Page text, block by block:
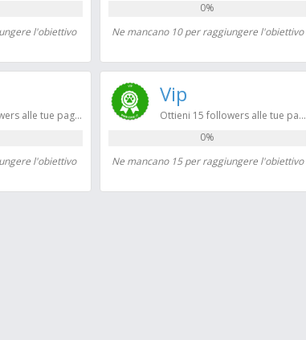
l'obiettivo
0%
Ne mancano 10 per raggiungere l'obiettivo
Ottieni 5 followers alle tue pagine
l'obiettivo
Vip
Ottieni 15 followers alle tue pagine
0%
Ne mancano 15 per raggiungere l'obiettivo